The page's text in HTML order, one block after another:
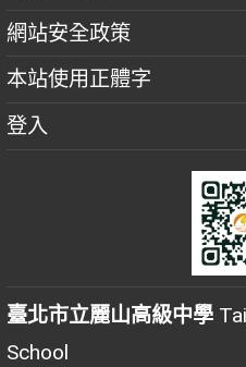
網站安全政策
本站使用正體字
登入
臺北市立麗山高級中學
School